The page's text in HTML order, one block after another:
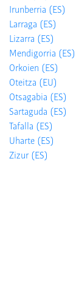
Irunberria (ES)
Larraga (ES)
Lizarra (ES)
Mendigorria (ES)
Orkoien (ES)
Oteitza (EU)
Otsagabia (ES)
Sartaguda (ES)
Tafalla (ES)
Uharte (ES)
Zizur (ES)